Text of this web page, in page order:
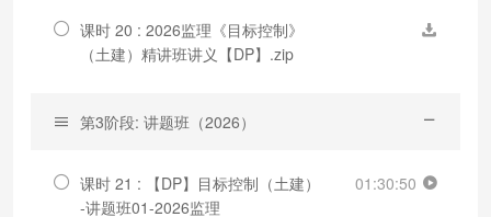
课时 20 : 2026监理《目标控制》
（土建）精讲班讲义【DP】.zip
第3阶段: 讲题班（2026）
课时 21 : 【DP】目标控制（土建）
-讲题班01-2026监理
01:30:50